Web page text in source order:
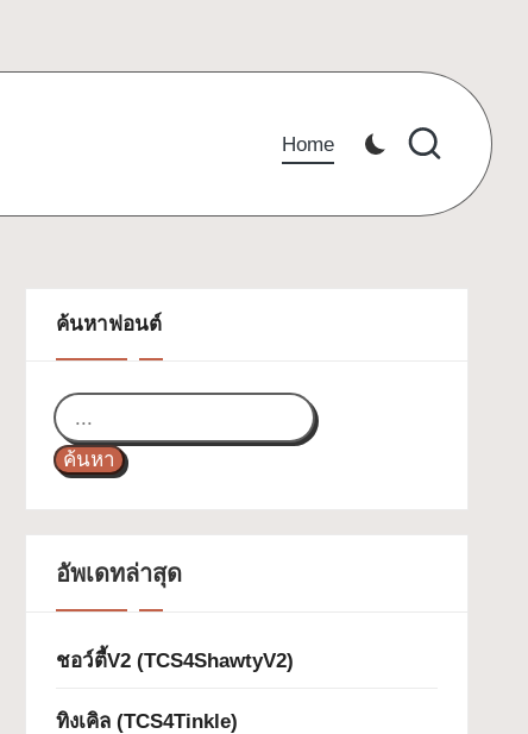
Home
ค้นหาฟอนต์
ค้นหา
อัพเดทล่าสุด
ชอว์ตี้V2 (TCS4ShawtyV2)
ทิงเคิล (TCS4Tinkle)